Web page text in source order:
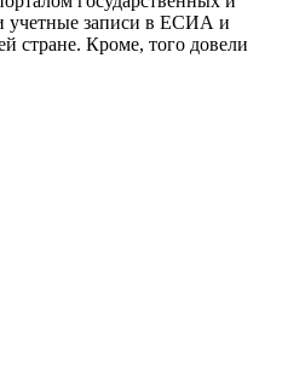
учетные записи в ЕСИА и
стране. Кроме, того довели